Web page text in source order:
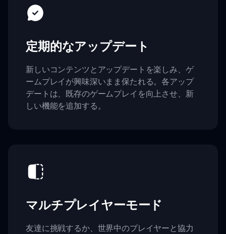
定期的なアップデート
新しいコンテンツとアップデートを楽しみ、ゲ
ームプレイが興味深いまま保たれる。各アップ
デートは、既存のゲームプレイを向上させ、新
しい機能を追加する。
マルチプレイヤーモード
友達に挑戦するか、世界中のプレイヤーと協力